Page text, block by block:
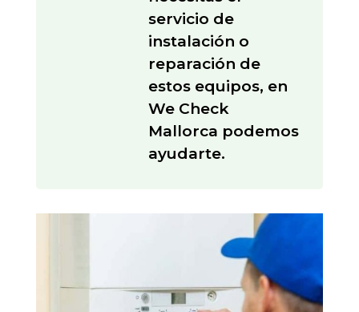
servicio de
instalación o
reparación de
estos equipos, en
We Check
Mallorca podemos
ayudarte.